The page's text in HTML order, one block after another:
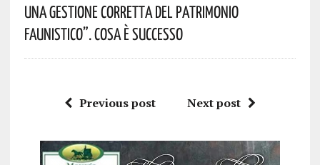
Una Gestione Corretta Del Patrimonio
Faunistico”. Cosa È Successo
Previous post Next post